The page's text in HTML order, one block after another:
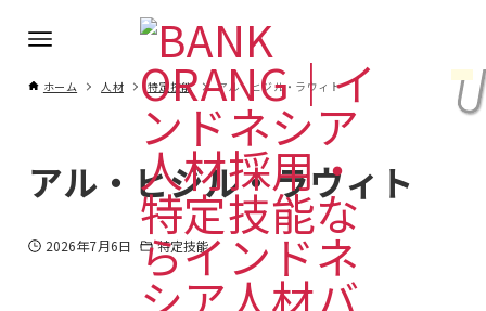
ホーム 人材 特定技能 アル・ヒジル・ラウィト
アル・ヒジル・ラウィト
2026年7月6日 特定技能